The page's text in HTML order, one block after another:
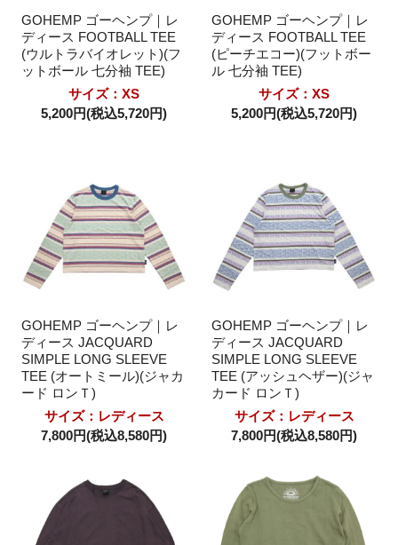
GOHEMP ゴーヘンプ｜レ
ディース FOOTBALL TEE
(ウルトラバイオレット)(フ
ットボール 七分袖 TEE)
サイズ：XS
5,200円(税込5,720円)
GOHEMP ゴーヘンプ｜レ
ディース FOOTBALL TEE
(ピーチエコー)(フットボー
ル 七分袖 TEE)
サイズ：XS
5,200円(税込5,720円)
GOHEMP ゴーヘンプ｜レ
ディース JACQUARD
SIMPLE LONG SLEEVE
TEE (オートミール)(ジャカ
ード ロンＴ)
サイズ：レディース
7,800円(税込8,580円)
GOHEMP ゴーヘンプ｜レ
ディース JACQUARD
SIMPLE LONG SLEEVE
TEE (アッシュヘザー)(ジャ
カード ロンＴ)
サイズ：レディース
7,800円(税込8,580円)